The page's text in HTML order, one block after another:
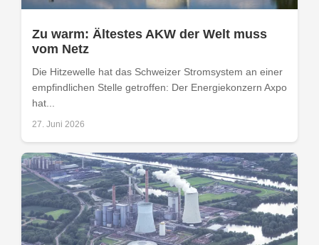
Zu warm: Ältestes AKW der Welt muss
vom Netz
Die Hitzewelle hat das Schweizer Stromsystem an einer
empfindlichen Stelle getroffen: Der Energiekonzern Axpo
hat...
27. Juni 2026